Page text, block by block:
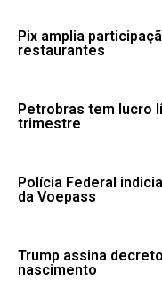
Pix amplia
restaurantes
Petrobras tem lucro
trimestre
Polícia Federal
da Voepass
Trump assina
nascimento